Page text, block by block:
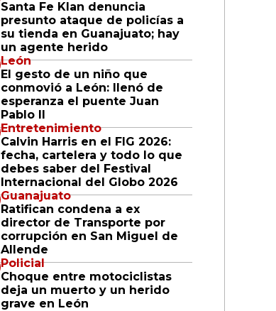
Santa Fe Klan denuncia
presunto ataque de policías a
su tienda en Guanajuato; hay
un agente herido
León
El gesto de un niño que
conmovió a León: llenó de
esperanza el puente Juan
Pablo II
Entretenimiento
Calvin Harris en el FIG 2026:
fecha, cartelera y todo lo que
debes saber del Festival
Internacional del Globo 2026
Guanajuato
Ratifican condena a ex
director de Transporte por
corrupción en San Miguel de
Allende
Policial
Choque entre motociclistas
deja un muerto y un herido
grave en León